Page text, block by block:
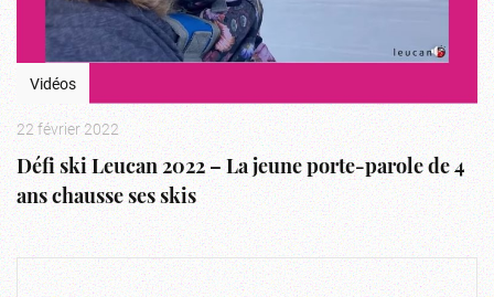
Vidéos
22 février 2022
Défi ski Leucan 2022 – La jeune porte-parole de 4
ans chausse ses skis